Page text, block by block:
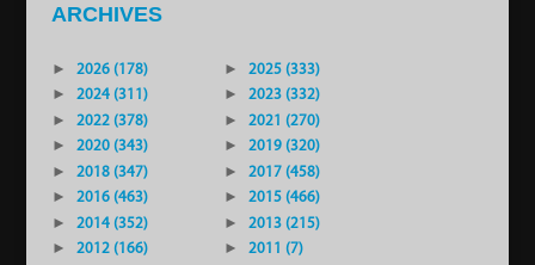
ARCHIVES
► 2026 (178) ►
2025 (333)
►
2024 (311) ►
2023 (332)
►
2022 (378) ►
2021 (270)
►
2020 (343) ►
2019 (320)
►
2018 (347) ►
2017 (458)
►
2016 (463) ►
2015 (466)
►
2014 (352) ►
2013 (215)
►
2012 (166) ►
2011 (7)